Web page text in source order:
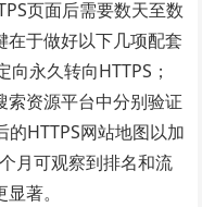
页面后需要数天至数
在于做好以下几项配套
永久转向HTTPS；
资源平台中分别验证
的HTTPS网站地图以加
月可观察到排名和流
著。